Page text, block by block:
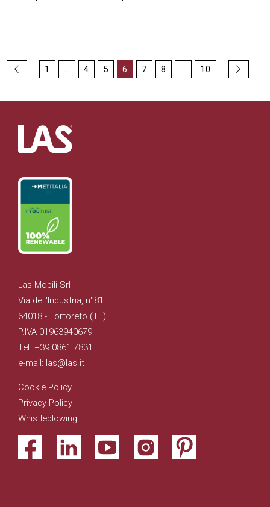
1 … 4 5 6 7 8 … 10
Las Mobili Srl
Via dell'Industria, n°81
64018 - Tortoreto (TE)
P.IVA 01963940679
Tel. +39 0861 7831
e-mail: las@las.it
Cookie Policy
Privacy Policy
Whistleblowing